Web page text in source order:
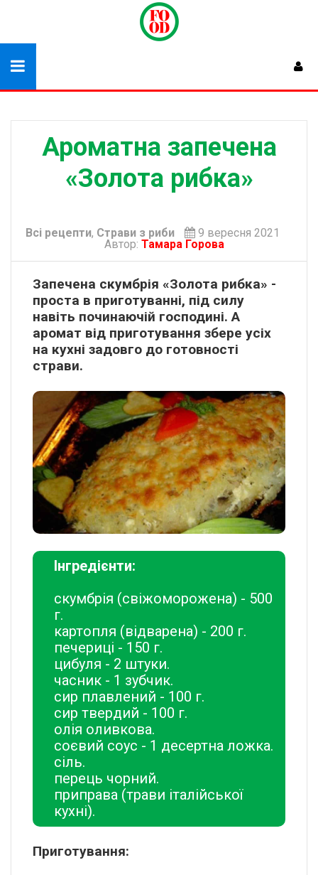
Ароматна запечена
«Золота рибка»
Всі рецепти, Страви з риби
9 вересня 2021
Автор: Тамара Горова
Запечена скумбрія «Золота рибка» -
проста в приготуванні, під силу
навіть починаючій господині. А
аромат від приготування збере усіх
на кухні задовго до готовності
страви.
Інгредієнти:
скумбрія (свіжоморожена) - 500
г.
картопля (відварена) - 200 г.
печериці - 150 г.
цибуля - 2 штуки.
часник - 1 зубчик.
сир плавлений - 100 г.
сир твердий - 100 г.
олія оливкова.
соєвий соус - 1 десертна ложка.
сіль.
перець чорний.
приправа (трави італійської
кухні).
Приготування: